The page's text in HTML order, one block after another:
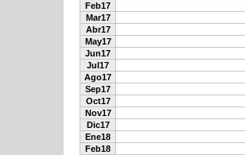
Feb17
Mar17
Abr17
May17
Jun17
Jul17
Ago17
Sep17
Oct17
Nov17
Dic17
Ene18
Feb18